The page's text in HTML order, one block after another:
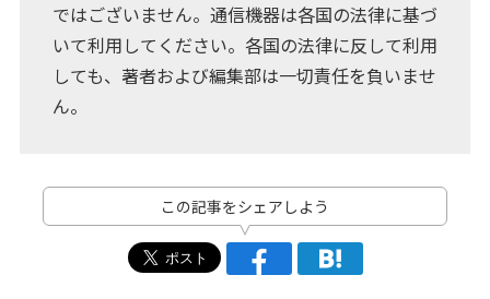
ではございません。通信機器は各国の法律に基づ
いて利用してください。各国の法律に反して利用
しても、著者および編集部は一切責任を負いませ
ん。
この記事をシェアしよう